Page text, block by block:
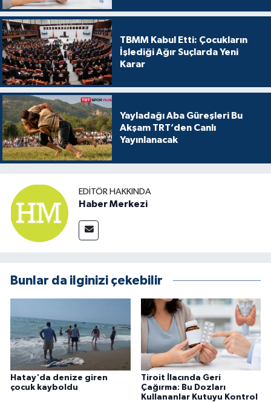
TBMM Kabul Etti: Çocukların
İşlediği Ağır Suçlarda Yeni
Karar
Yayladağı Aba Güreşleri Bu
Akşam TRT’den Canlı
Yayınlanacak
EDITÖR HAKKINDA
Haber Merkezi
Bunlar da ilginizi çekebilir
Hatay'da denize giren
çocuk kayboldu
Tiroit İlacında Geri
Çağırma: Bu Dozları
Kullananlar Kutuyu Kontrol